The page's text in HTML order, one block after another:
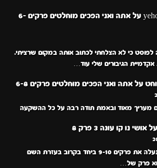
על
אתה ואני הפכים מוחלטים פרקים 6-
לפוסט כי לא הצלחתי לכתוב אותה במקום שרציתי.
אקדמיית הגיבורים שלי עוד…
על אתה ואני הפכים מוחלטים פרקים 6-8
מעריך מאוד ובאמת תודה רבה על כל ההשקעה
על אושי נו קו עונה 3 פרק 8
אנחנו עובדים על זה נעלה את פרקים 9-10 ביחד בקרוב בעזרת השם